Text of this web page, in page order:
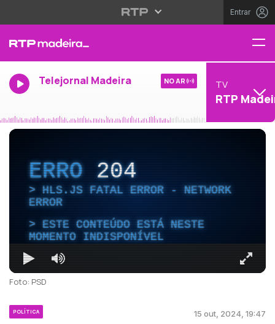
Entrar
Telejornal Madeira NO AR TV
RTP
ERRO204
HLS.JS FATAL ERROR - NETWORK
ERROR
ESTE CONTEÚDO ESTÁ NESTE
MOMENTO INDISPONÍVEL
Foto: PSD
POLÍTICA 15 out, 2024, 19:47